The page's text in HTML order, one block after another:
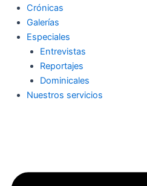
Crónicas
Galerías
Especiales
Entrevistas
Reportajes
Dominicales
Nuestros servicios